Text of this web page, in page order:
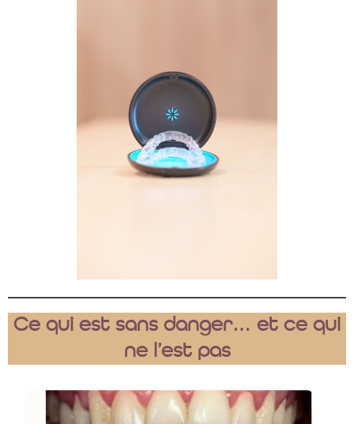
Ce qui est sans danger… et ce qui
ne l’est pas